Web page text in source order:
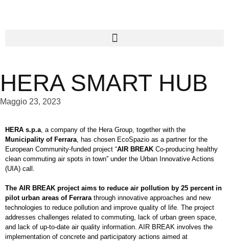
HERA SMART HUB
Maggio 23, 2023
HERA s.p.a , a company of the Hera Group, together with the
Municipality of Ferrara , has chosen EcoSpazio as a partner for the
European Community-funded project “AIR BREAK Co-producing healthy
clean commuting air spots in town” under the Urban Innovative Actions
(UIA) call.
The AIR BREAK project aims to reduce air pollution by 25 percent in
pilot urban areas of Ferrarathrough innovative approaches and new
technologies to reduce pollution and improve quality of life. The project
addresses challenges related to commuting, lack of urban green space,
and lack of up-to-date air quality information. AIR BREAK involves the
implementation of concrete and participatory actions aimed at